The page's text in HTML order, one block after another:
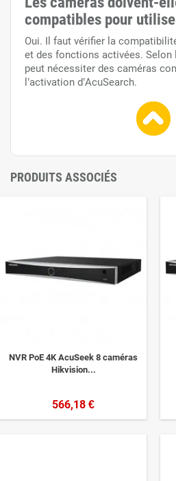
compatibles pour
Oui. Il faut vérifier la
et des fonctions activées. Selon
peut nécessiter des caméras
l’activation d’AcuSearch.
PRODUITS ASSOCIÉS
NVR PoE 4K AcuSeek 8 caméras
Hikvision...
566,18 €